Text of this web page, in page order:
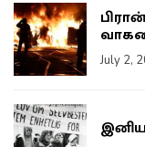
July 2,